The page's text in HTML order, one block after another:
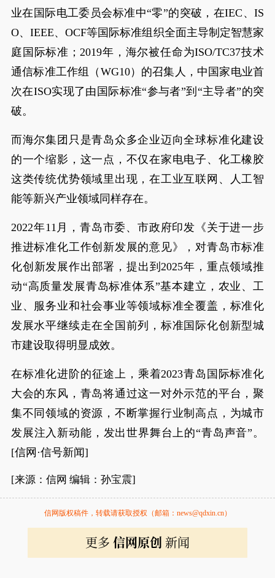
业在国际电工委员会标准中“零”的突破，在IEC、IS
O、IEEE、OCF等国际标准组织全面主导制定智慧家
庭国际标准；2019年，海尔被任命为ISO/TC37技术
通信标准工作组（WG10）的召集人，中国家电业首
次在ISO实现了由国际标准“参与者”到“主导者”的突
破。
而海尔集团只是青岛众多企业迈向全球标准化建设
的一个缩影，这一点，不仅在家电电子、化工橡胶
这类传统优势领域里出现，在工业互联网、人工智
能等新兴产业领域同样存在。
2022年11月，青岛市委、市政府印发《关于进一步
推进标准化工作创新发展的意见》，对青岛市标准
化创新发展作出部署，提出到2025年，重点领域推
动“高质量发展青岛标准体系”基本建立，农业、工
业、服务业和社会事业等领域标准全覆盖，标准化
发展水平继续走在全国前列，标准国际化创新型城
市建设取得明显成效。
在标准化进阶的征途上，乘着2023青岛国际标准化
大会的东风，青岛将通过这一对外示范的平台，聚
集不同领域的资源，不断掌握行业制高点，为城市
发展注入新动能，发出世界舞台上的“青岛声音”。
[信网·信号新闻]
[来源：信网 编辑：孙宝震]
信网版权稿件，转载请获取授权（邮箱：news@qdxin.cn）
更多 信网原创 新闻